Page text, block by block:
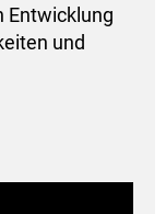
Entwicklung
und